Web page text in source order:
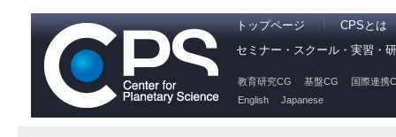
トップページ
CPSとは
セミナー・スクール・実習・
教育研究CG 基盤CG
国際連携
English
Japanese